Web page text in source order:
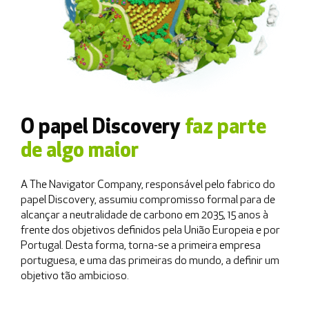
O papel Discovery faz parte
de algo maior
A The Navigator Company, responsável pelo fabrico do
papel Discovery, assumiu compromisso formal para de
alcançar a neutralidade de carbono em 2035, 15 anos à
frente dos objetivos definidos pela União Europeia e por
Portugal. Desta forma, torna-se a primeira empresa
portuguesa, e uma das primeiras do mundo, a definir um
objetivo tão ambicioso.